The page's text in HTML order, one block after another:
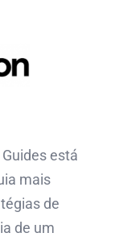
está
mais
de
de um